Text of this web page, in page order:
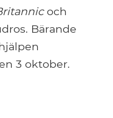
och
Bärande
3 oktober.